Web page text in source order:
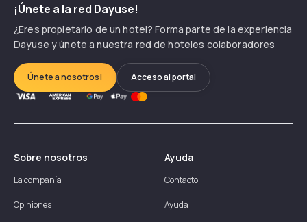
¡Únete a la red Dayuse!
¿Eres propietario de un hotel? Forma parte de la experiencia
Dayuse y únete a nuestra red de hoteles colaboradores
Únete a nosotros! Acceso al portal
Sobre nosotros
La compañía
Opiniones
Ayuda
Contacto
Ayuda